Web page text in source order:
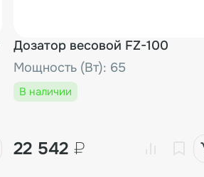
Дозатор весовой FZ-100
Мощность (Вт): 65
В наличии
22 542 ₽